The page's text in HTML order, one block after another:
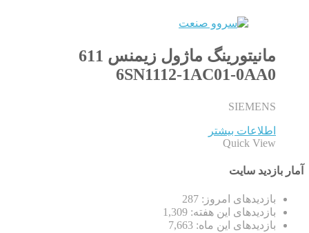
مانیتورینگ ماژول زیمنس 611
6SN1112-1AC01-0AA0
SIEMENS
اطلاعات بیشتر
Quick View
آمار بازدید سایت
بازدیدهای امروز: 287
بازدیدهای این هفته: 1,309
بازدیدهای این ماه: 7,663